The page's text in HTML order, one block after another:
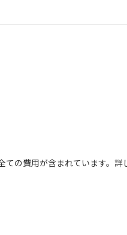
の費用が含まれています。詳